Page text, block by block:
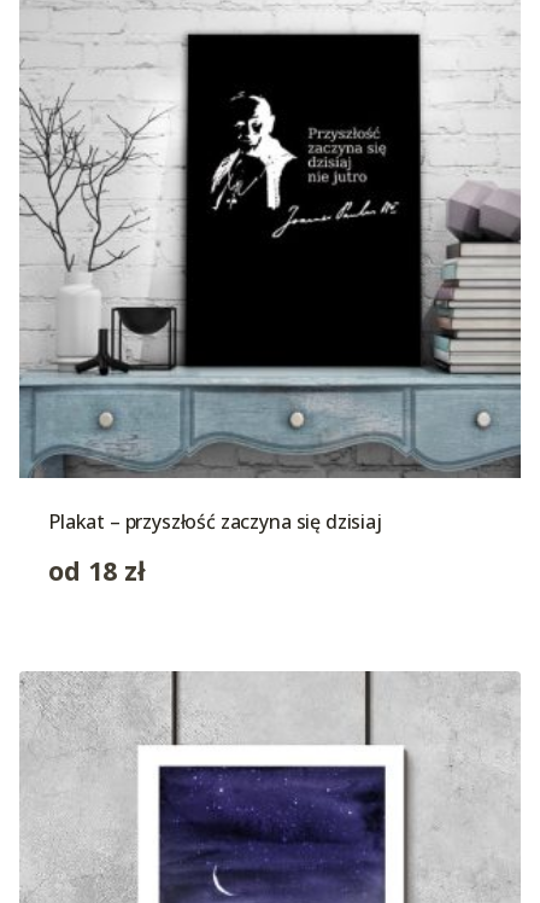
Plakat – przyszłość zaczyna się dzisiaj
od 18 zł